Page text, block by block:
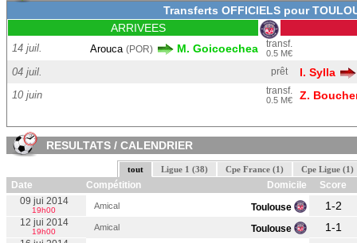
Transferts OFFICIELS pour
ARRIVEES
14 juil. Arouca (POR) M. Goicoechea transf.
0.5 M€
04 juil. prêt I. Sylla
10 juin transf.
0.5 M€ Z.
RESULTATS / CALENDRIER
tout Ligue 1 (38) Cpe France (1) Cpe Ligue (1)
Date Compétition Domicile
Score
09 jui 2014
19h00 Amical Toulouse 1-2
12 jui 2014
19h00 Amical Toulouse 1-1